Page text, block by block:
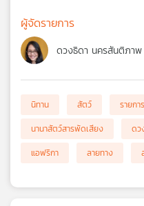
ผู้จัดรายการ
ดวงธิดา นครสันติภาพ
นิทาน สัตว์ รายกา
นานาสัตว์สารพัดเสียง
ดว
แอฟริกา
ลายทาง